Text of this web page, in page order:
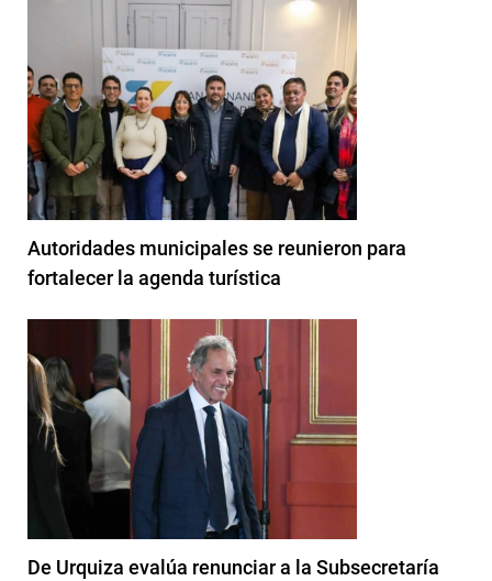
Autoridades municipales se reunieron para
fortalecer la agenda turística
De Urquiza evalúa renunciar a la Subsecretaría